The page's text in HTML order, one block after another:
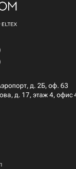
д. 2Б, оф. 63
д. 17, этаж 4, офис